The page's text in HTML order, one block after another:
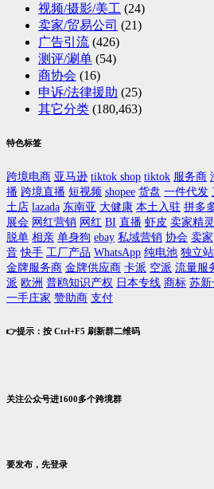
视频/摄影/美工 (24)
卖家/贸易公司 (21)
广告引流 (426)
测评/涮单 (54)
商协会 (16)
申诉/法律援助 (25)
其它分类 (180,463)
特色标签
跨境电商 亚马逊 tiktok shop tiktok 服务商
播 跨境直播 短视频 shopee 货盘 一件代发
土店 lazada 东南亚 大健康 本土入驻 拼多
展会 网红营销 网红 BI 直播 虾皮 卖家精灵
脱单 相亲 单身狗 ebay 私域营销 协会 卖家
音 快手 工厂产品 WhatsApp 纯电池 独立站
金牌服务商 金牌供应商 卡派 空派 流量服
派 欧洲 普鸥知识产权 日本专线 商标 苏新
一手庄家 赞助商 支付
👉提示：按 Ctrl+F5 刷新群二维码
关注公众号进1600多个跨境群
要发布，先登录